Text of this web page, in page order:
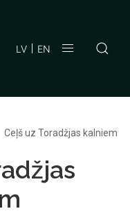
LV EN
Ceļš uz Toradžjas kalniem